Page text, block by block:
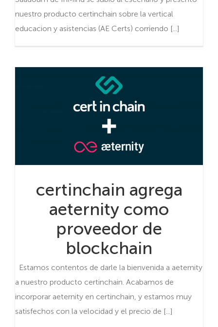
nuestro producto certinchain sobre la vertical
educacion y asistencias (AE Certs) corriendo [...]
certinchain agrega
aeternity como
proveedor de
blockchain
Estamos contentos de darle la bienvenida a aeternity
a nuestro producto certinchain. Acabamos de
incorporar aeternity en certinchain, y estamos muy
satisfechos con la velocidad y el precio de [...]